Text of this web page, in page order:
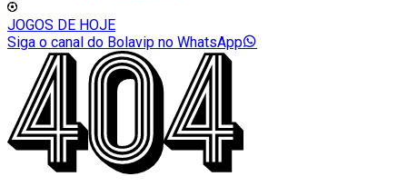
JOGOS DE HOJE
Siga o canal do Bolavip no WhatsApp